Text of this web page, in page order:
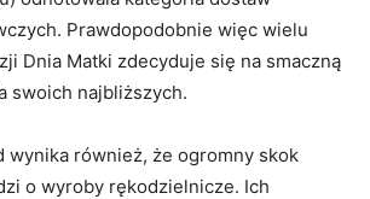
Prawdopodobnie więc wielu
Dnia Matki zdecyduje się na smaczną
swoich najbliższych.
wynika również, że ogromny skok
o wyroby rękodzielnicze. Ich